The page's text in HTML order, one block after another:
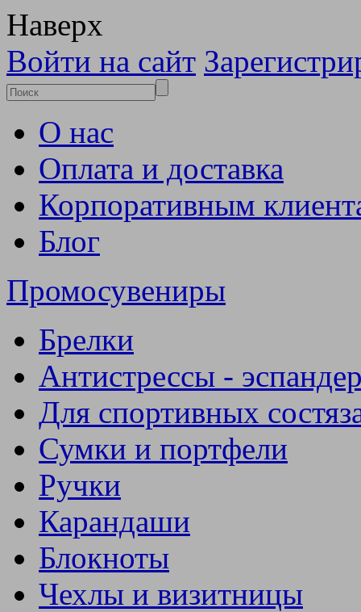
Наверх
Войти на сайт
О нас
Оплата и доставка
Корпоративным
Блог
Промосувениры
Брелки
Антистрессы -
Для спортивных
Сумки и портфели
Ручки
Карандаши
Блокноты
Чехлы и визитницы